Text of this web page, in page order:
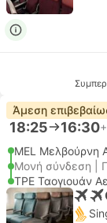
Άμεση
18:25 16:30
MEL Μελβούρνη
Μονή σύνδεση |
TPE Ταογιουάν